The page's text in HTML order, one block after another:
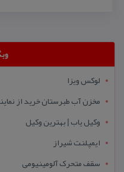
لوکس ویزا
مخزن آب طبرستان خرید از
وکیل یاب | بهترین وکیل
ایمپلنت شیراز
سقف متحرک آلومینیومی